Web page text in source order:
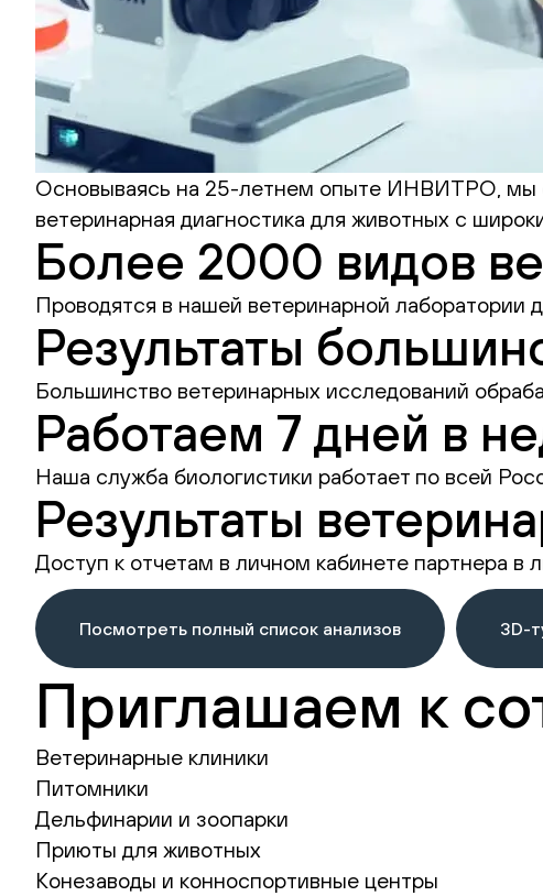
Основываясь на 25-летнем опыте ИНВИТРО, мы
ветеринарная диагностика для животных с
Более 2000 видов
Проводятся в нашей ветеринарной лаборатории
Результаты
Большинство ветеринарных исследований
Работаем 7 дней в
Наша служба биологистики работает по всей
Результаты
Доступ к отчетам в личном кабинете партнера в
Посмотреть полный список анализов 3D-
Приглашаем к
Ветеринарные клиники
Питомники
Дельфинарии и зоопарки
Приюты для животных
Конезаводы и конноспортивные центры